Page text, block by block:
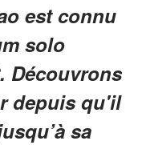
est connu
solo
Découvrons
depuis qu'il
sa